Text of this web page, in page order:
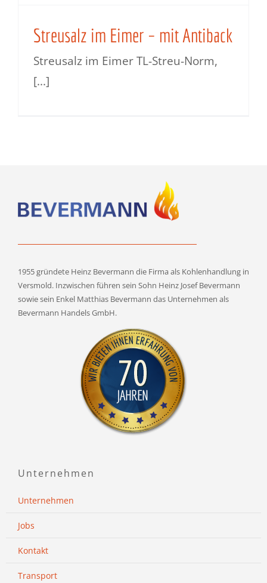
Streusalz im Eimer – mit Antiback
Streusalz im Eimer TL-Streu-Norm,
[...]
1955 gründete Heinz Bevermann die Firma als Kohlenhandlung in
Versmold. Inzwischen führen sein Sohn Heinz Josef Bevermann
sowie sein Enkel Matthias Bevermann das Unternehmen als
Bevermann Handels GmbH.
Unternehmen
Unternehmen
Jobs
Kontakt
Transport